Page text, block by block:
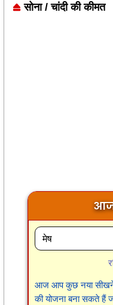
सोना / चांदी की कीमत
आज
आज आप कुछ नया सीखने
की योजना बना सकते हैं